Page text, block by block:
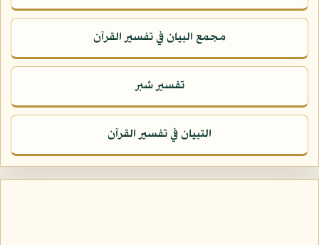
مجمع البيان في تفسير القرآن
تفسير شبر
التبيان في تفسير القرآن